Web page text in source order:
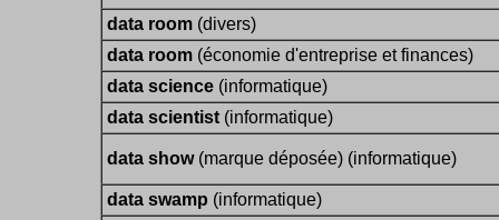
data room (divers)
data room (économie d'entreprise et finances)
data science (informatique)
data scientist (informatique)
data show(marque déposée) (informatique)
data swamp (informatique)